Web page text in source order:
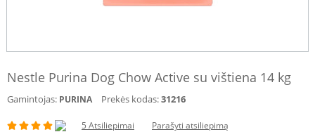
Nestle Purina Dog Chow Active su vištiena 14 kg
Gamintojas: PURINA Prekės kodas:31216
5 Atsiliepimai Parašyti atsiliepimą